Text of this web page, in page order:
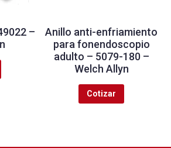
–
Anillo anti-enfriamiento
para fonendoscopio
adulto – 5079-180 –
Welch Allyn
Cotizar